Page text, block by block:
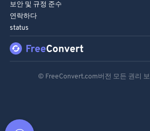
보안 및 규정 준수
연락하다
status
© FreeConvert.com버전 모든 권리